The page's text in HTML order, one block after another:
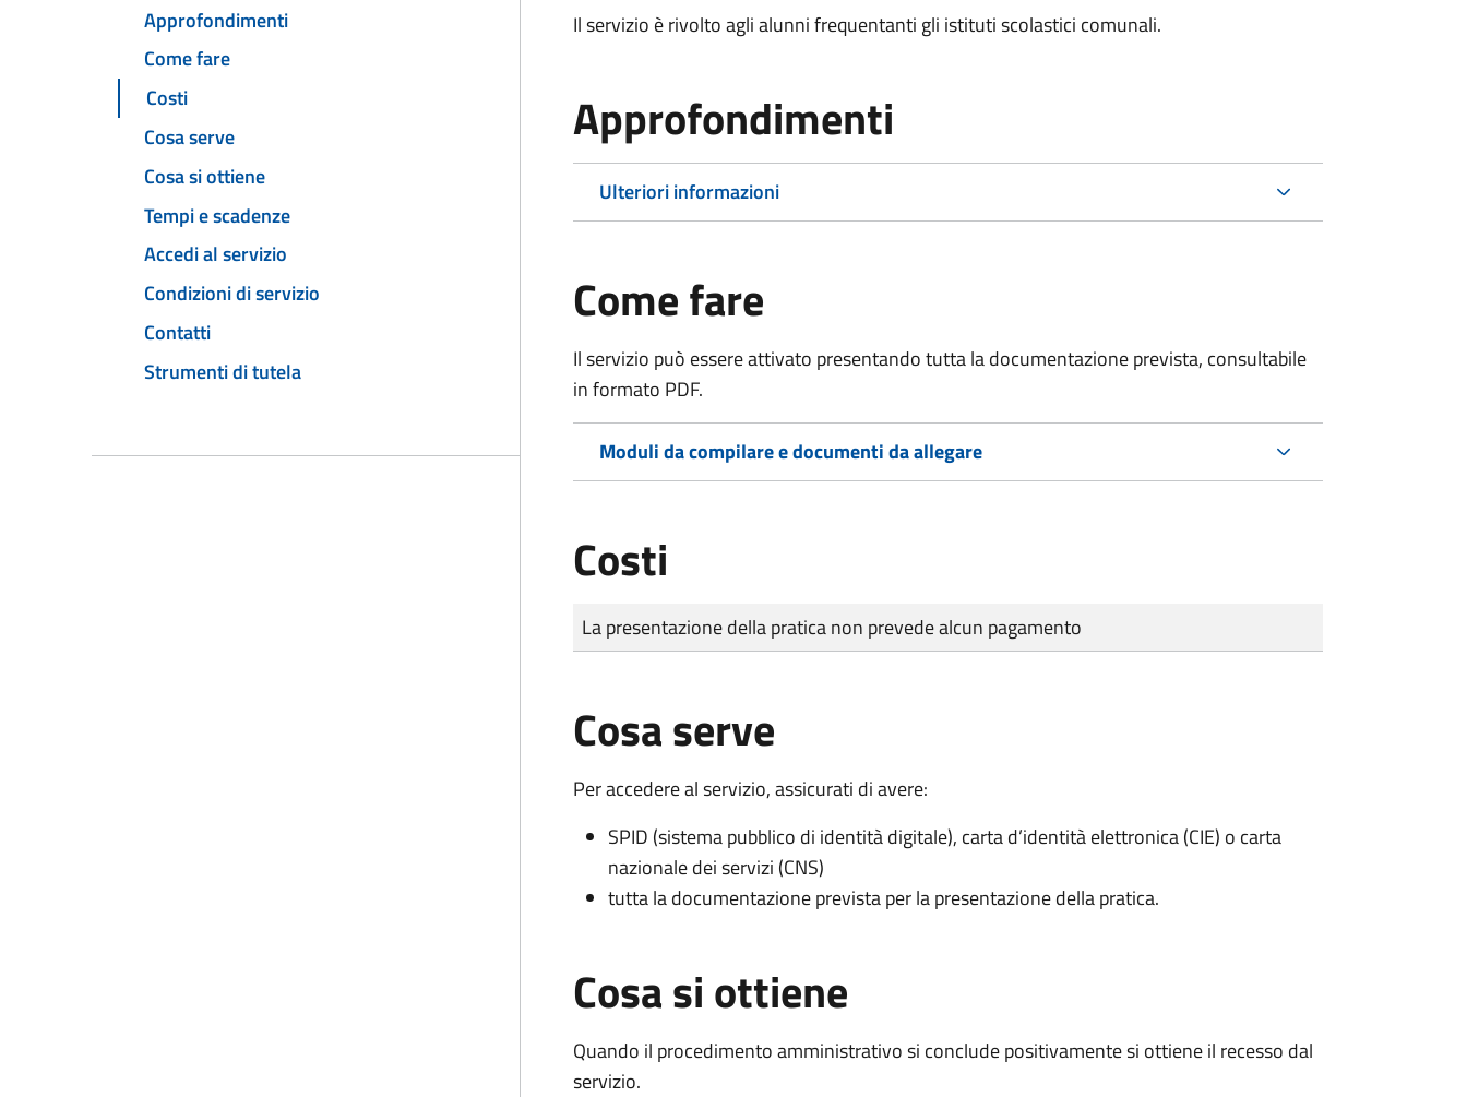
Approfondimenti
Come fare
Costi
Cosa serve
Cosa si ottiene
Tempi e scadenze
Accedi al servizio
Condizioni di servizio
Contatti
Strumenti di tutela
Il servizio è rivolto agli alunni frequentanti gli istituti scolastici comunali.
Approfondimenti
Ulteriori informazioni
Come fare
Il servizio può essere attivato presentando tutta la documentazione prevista, consultabile
in formato PDF.
Moduli da compilare e documenti da allegare
Costi
Tipo di pagamento
Importo
La presentazione della pratica non prevede alcun pagamento
Cosa serve
Per accedere al servizio, assicurati di avere:
SPID (sistema pubblico di identità digitale), carta d’identità elettronica (CIE) o carta
nazionale dei servizi (CNS)
tutta la documentazione prevista per la presentazione della pratica.
Cosa si ottiene
Quando il procedimento amministrativo si conclude positivamente si ottiene il recesso dal
servizio.